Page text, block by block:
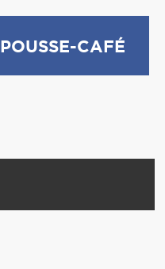
POUSSE-CAFÉ